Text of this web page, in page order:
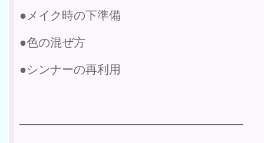
●メイク時の下準備
●色の混ぜ方
●シンナーの再利用
———————————————————